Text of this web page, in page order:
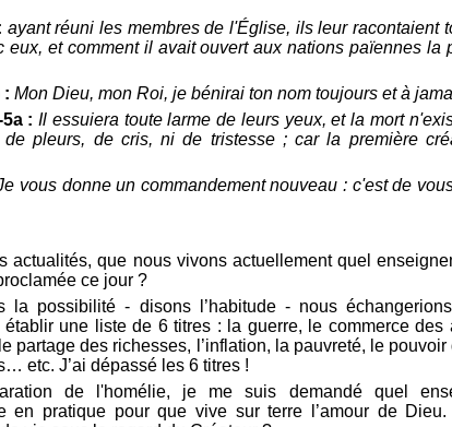
ayant réuni les membres de l'Église, ils leur racontaient
eux, et comment il avait ouvert aux nations païennes la
: Mon Dieu, mon Roi, je bénirai ton nom toujours et à
: Il essuiera toute larme de leurs yeux, et la mort
pleurs, de cris, ni de tristesse ; car la première
vous donne un commandement nouveau : c'est de
actualités, que nous vivons actuellement quel
ce jour ?
la possibilité - disons l’habitude - nous
une liste de 6 titres : la guerre, le commerce des
partage des richesses, l’inflation, la pauvreté, le pouvoir
etc. J’ai dépassé les 6 titres !
de l'homélie, je me suis demandé quel
en pratique pour que vive sur terre l’amour de Dieu.